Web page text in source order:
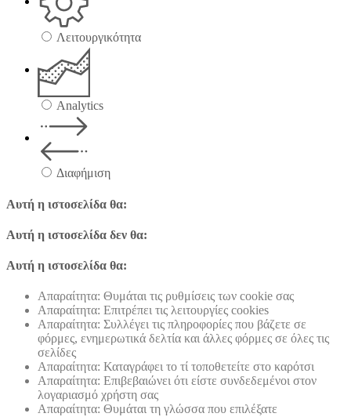
Λειτουργικότητα
Analytics
Διαφήμιση
Αυτή η ιστοσελίδα θα:
Αυτή η ιστοσελίδα δεν θα:
Αυτή η ιστοσελίδα θα:
Απαραίτητα: Θυμάται τις ρυθμίσεις των cookie σας
Απαραίτητα: Επιτρέπει τις λειτουργίες cookies
Απαραίτητα: Συλλέγει τις πληροφορίες που βάζετε σε
φόρμες, ενημερωτικά δελτία και άλλες φόρμες σε όλες τις
σελίδες
Απαραίτητα: Καταγράφει το τί τοποθετείτε στο καρότσι
Απαραίτητα: Επιβεβαιώνει ότι είστε συνδεδεμένοι στον
λογαριασμό χρήστη σας
Απαραίτητα: Θυμάται τη γλώσσα που επιλέξατε